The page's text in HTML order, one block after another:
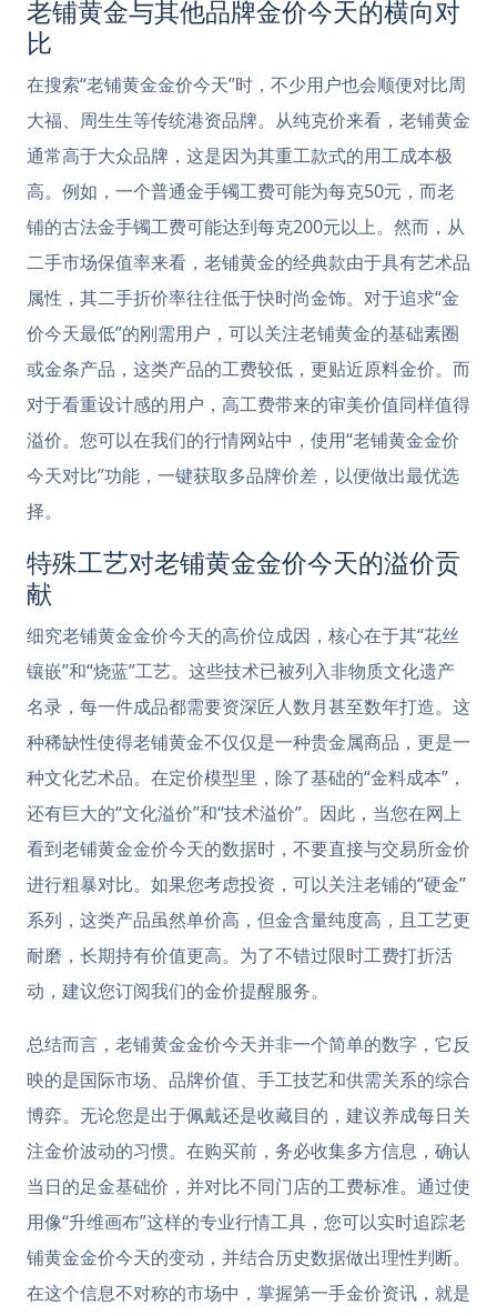
老铺黄金与其他品牌金价今天的横向对
比
在搜索“老铺黄金金价今天”时，不少用户也会顺便对比周
大福、周生生等传统港资品牌。从纯克价来看，老铺黄金
通常高于大众品牌，这是因为其重工款式的用工成本极
高。例如，一个普通金手镯工费可能为每克50元，而老
铺的古法金手镯工费可能达到每克200元以上。然而，从
二手市场保值率来看，老铺黄金的经典款由于具有艺术品
属性，其二手折价率往往低于快时尚金饰。对于追求“金
价今天最低”的刚需用户，可以关注老铺黄金的基础素圈
或金条产品，这类产品的工费较低，更贴近原料金价。而
对于看重设计感的用户，高工费带来的审美价值同样值得
溢价。您可以在我们的行情网站中，使用“老铺黄金金价
今天对比”功能，一键获取多品牌价差，以便做出最优选
择。
特殊工艺对老铺黄金金价今天的溢价贡
献
细究老铺黄金金价今天的高价位成因，核心在于其“花丝
镶嵌”和“烧蓝”工艺。这些技术已被列入非物质文化遗产
名录，每一件成品都需要资深匠人数月甚至数年打造。这
种稀缺性使得老铺黄金不仅仅是一种贵金属商品，更是一
种文化艺术品。在定价模型里，除了基础的“金料成本”，
还有巨大的“文化溢价”和“技术溢价”。因此，当您在网上
看到老铺黄金金价今天的数据时，不要直接与交易所金价
进行粗暴对比。如果您考虑投资，可以关注老铺的“硬金”
系列，这类产品虽然单价高，但金含量纯度高，且工艺更
耐磨，长期持有价值更高。为了不错过限时工费打折活
动，建议您订阅我们的金价提醒服务。
总结而言，老铺黄金金价今天并非一个简单的数字，它反
映的是国际市场、品牌价值、手工技艺和供需关系的综合
博弈。无论您是出于佩戴还是收藏目的，建议养成每日关
注金价波动的习惯。在购买前，务必收集多方信息，确认
当日的足金基础价，并对比不同门店的工费标准。通过使
用像“升维画布”这样的专业行情工具，您可以实时追踪老
铺黄金金价今天的变动，并结合历史数据做出理性判断。
在这个信息不对称的市场中，掌握第一手金价资讯，就是